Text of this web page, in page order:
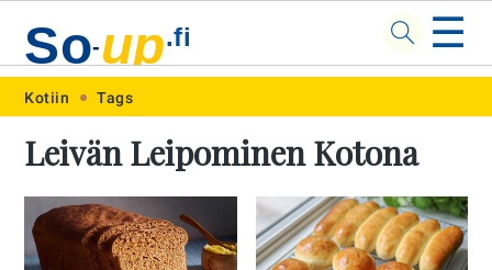
Skip
primary
navigation
Skip
main
content
Skip
primary
sidebar
Skip
footer
So-up.fi ☰
Kotiin Tags
Leivän Leipominen Kotona